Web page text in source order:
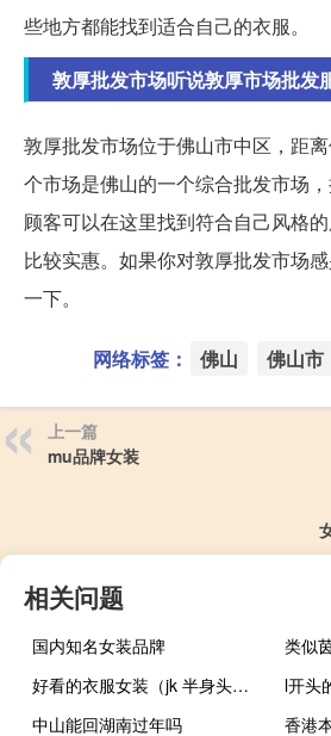
些地方都能找到适合自己的衣服。
敦厚批发市场听说敦厚市场批发
敦厚批发市场位于佛山市中区，距
个市场是佛山的一个综合批发市场，
顾客可以在这里找到符合自己风格
比较实惠。如果你对敦厚批发市场
一下。
网络标签： 佛山 佛山市
上一篇
mu品牌女装
相关问题
国内知名女装品牌
类似
好看的衣服女装（jk 半身头像）
l开头
中山能回湖南过年吗
香港